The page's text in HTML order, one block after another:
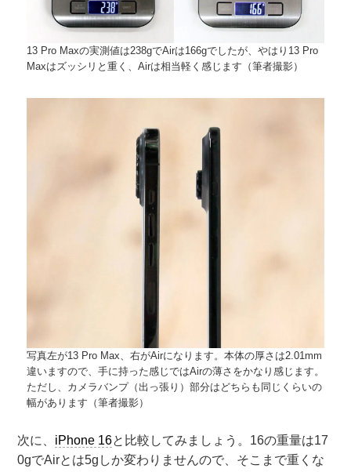
13 Pro Maxの実測値は238gでAirは166gでしたが、やはり13 Pro
Maxはズッシリと重く、Airは相当軽く感じます（筆者撮影）
写真左が13 Pro Max、右がAirになります。本体の厚さは2.01mm
違いますので、手に持った感じではAirの薄さをかなり感じます。
ただし、カメラバンプ（出っ張り）部分はどちらも同じくらいの
幅があります（筆者撮影）
次に、 iPhone 16と比較してみましょう。16の重量は17
0gでAirとは5gしか変わりませんので、そこまで重くな